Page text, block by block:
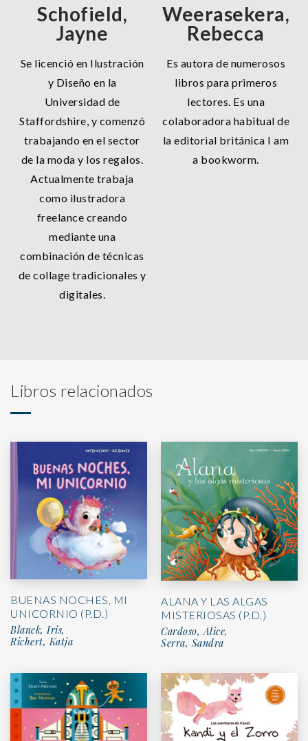
Schofield,
Jayne
Se licenció en Ilustración
y Diseño en la
Universidad de
Staffordshire, y comenzó
trabajando en el sector
de la moda y los regalos.
Actualmente trabaja
como ilustradora
freelance creando
mediante una
combinación de técnicas
de collage tradicionales y
digitales.
Weerasekera,
Rebecca
Es autora de numerosos
libros para primeros
lectores. Es una
colaboradora habitual de
la editorial británica I am
a bookworm.
Libros relacionados
BUENAS NOCHES, MI
UNICORNIO (P.D.)
Blanck, Iris,
Richert, Katja
ALANA Y LAS ALGAS
MISTERIOSAS (P.D.)
Cardoso, Alice,
Serra, Sandra